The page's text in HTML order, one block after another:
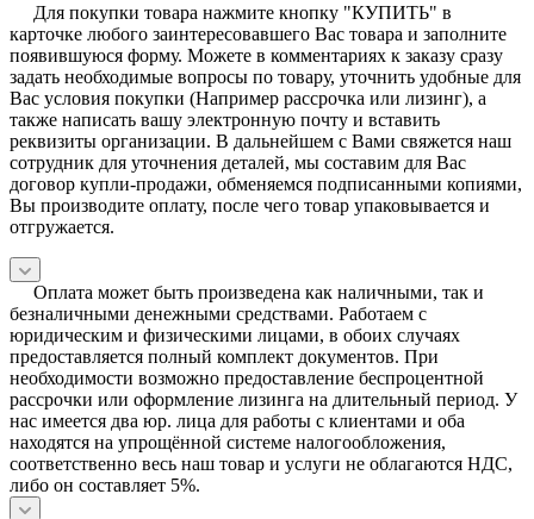
Для покупки товара нажмите кнопку "КУПИТЬ" в
карточке любого заинтересовавшего Вас товара и заполните
появившуюся форму. Можете в комментариях к заказу сразу
задать необходимые вопросы по товару, уточнить удобные для
Вас условия покупки (Например рассрочка или лизинг), а
также написать вашу электронную почту и вставить
реквизиты организации. В дальнейшем с Вами свяжется наш
сотрудник для уточнения деталей, мы составим для Вас
договор купли-продажи, обменяемся подписанными копиями,
Вы производите оплату, после чего товар упаковывается и
отгружается.
Оплата может быть произведена как наличными, так и
безналичными денежными средствами. Работаем с
юридическим и физическими лицами, в обоих случаях
предоставляется полный комплект документов. При
необходимости возможно предоставление беспроцентной
рассрочки или оформление лизинга на длительный период. У
нас имеется два юр. лица для работы с клиентами и оба
находятся на упрощённой системе налогообложения,
соответственно весь наш товар и услуги не облагаются НДС,
либо он составляет 5%.